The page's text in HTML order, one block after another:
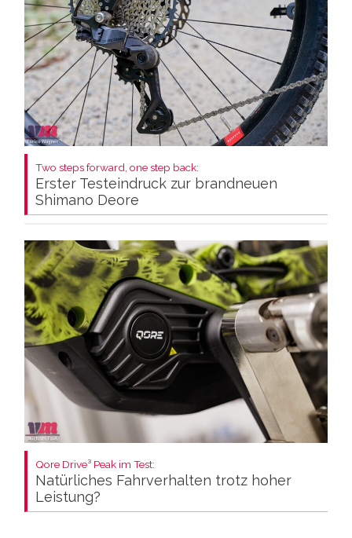
Two steps forward, one step back:
Erster Testeindruck zur brandneuen
Shimano Deore
Qore Drive³ Peak im Test:
Natürliches Fahrverhalten trotz hoher
Leistung?